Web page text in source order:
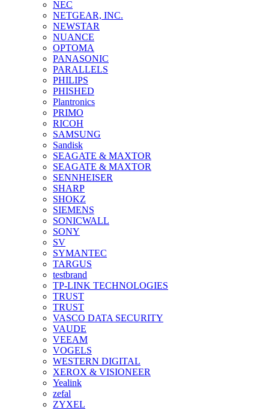
NEC
NETGEAR, INC.
NEWSTAR
NUANCE
OPTOMA
PANASONIC
PARALLELS
PHILIPS
PHISHED
Plantronics
PRIMO
RICOH
SAMSUNG
Sandisk
SEAGATE & MAXTOR
SEAGATE & MAXTOR
SENNHEISER
SHARP
SHOKZ
SIEMENS
SONICWALL
SONY
SV
SYMANTEC
TARGUS
testbrand
TP-LINK TECHNOLOGIES
TRUST
TRUST
VASCO DATA SECURITY
VAUDE
VEEAM
VOGELS
WESTERN DIGITAL
XEROX & VISIONEER
Yealink
zefal
ZYXEL